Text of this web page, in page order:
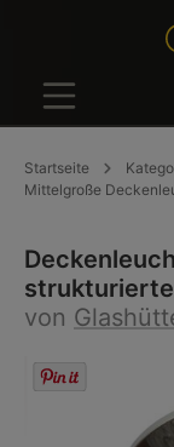
Startseite
Mittelgroße
von
Bildergalerie